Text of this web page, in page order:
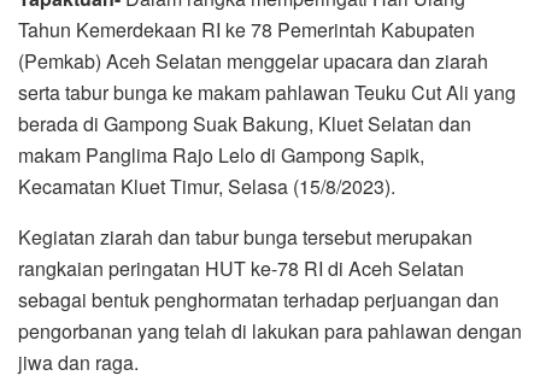
Tahun Kemerdekaan RI ke 78 Pemerintah Kabupaten
(Pemkab) Aceh Selatan menggelar upacara dan ziarah
serta tabur bunga ke makam pahlawan Teuku Cut Ali yang
berada di Gampong Suak Bakung, Kluet Selatan dan
makam Panglima Rajo Lelo di Gampong Sapik,
Kecamatan Kluet Timur, Selasa (15/8/2023).
Kegiatan ziarah dan tabur bunga tersebut merupakan
rangkaian peringatan HUT ke-78 RI di Aceh Selatan
sebagai bentuk penghormatan terhadap perjuangan dan
pengorbanan yang telah di lakukan para pahlawan dengan
jiwa dan raga.